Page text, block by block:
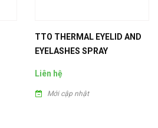
TTO THERMAL EYELID AND
EYELASHES SPRAY
Liên hệ
Mới cập nhật